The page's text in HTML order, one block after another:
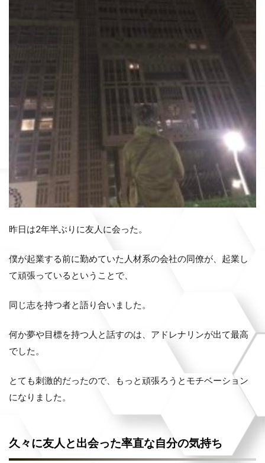
昨日は2年半ぶりに友人に会った。
僕が起業する前に勤めていた人材系の会社の同僚が、起業し
て頑張っているということで、
同じ志を持つ者と語り合いました。
何か夢や目標を持つ人と話すのは、アドレナリンが出て最高
でした。
とても刺激的だったので、もっと頑張ろうとモチベーション
になりました。
久々に友人と出会った率直な自分の気持ち